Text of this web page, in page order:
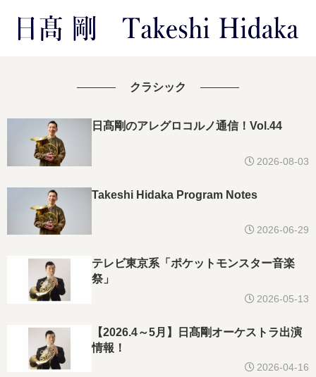
クラシック
日髙剛のアレグロコルノ通信！Vol.44
2026-08-03
Takeshi Hidaka Program Notes
2026-06-29
テレビ東京系「ポケットモンスター音楽
祭」
2026-05-13
【2026.4～5月】日髙剛オーケストラ出演
情報！
2026-04-16